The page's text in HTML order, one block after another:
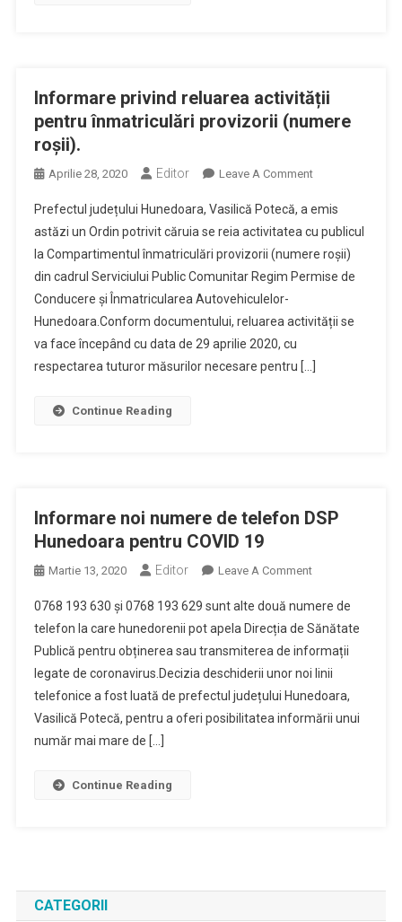
Informare privind reluarea activității
pentru înmatriculări provizorii (numere
roșii).
Aprilie 28, 2020 Editor Leave A CommentOn
Privind
Reluarea
Activității
Pentru
Provizorii
Roșii).
Prefectul județului Hunedoara, Vasilică Potecă, a emis
astăzi un Ordin potrivit căruia se reia activitatea cu publicul
la Compartimentul înmatriculări provizorii (numere roșii)
din cadrul Serviciului Public Comunitar Regim Permise de
Conducere și Înmatricularea Autovehiculelor-
Hunedoara.Conform documentului, reluarea activității se
va face începând cu data de 29 aprilie 2020, cu
respectarea tuturor măsurilor necesare pentru […]
Continue Reading
Informare noi numere de telefon DSP
Hunedoara pentru COVID 19
Martie 13, 2020 Editor Leave A CommentOn
Noi
Numere
De
Telefon
DSP
Hunedoara
0768 193 630 și 0768 193 629 sunt alte două numere de
telefon la care hunedorenii pot apela Direcția de Sănătate
Publică pentru obținerea sau transmiterea de informații
legate de coronavirus.Decizia deschiderii unor noi linii
telefonice a fost luată de prefectul județului Hunedoara,
Vasilică Potecă, pentru a oferi posibilitatea informării unui
număr mai mare de […]
Continue Reading
CATEGORII